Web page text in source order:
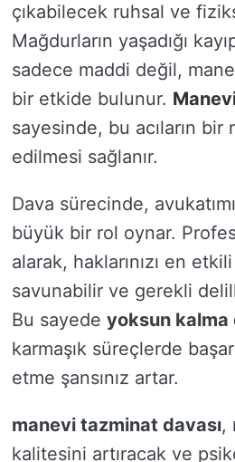
çıkabilecek ruhsal ve
Mağdurların yaşadığı
sadece maddi değil,
bir etkide bulunur.
sayesinde, bu acıların
edilmesi sağlanır.
Dava sürecinde,
büyük bir rol oynar.
alarak, haklarınızı en
savunabilir ve gerekli
Bu sayede yoksun kalma
karmaşık süreçlerde
etme şansınız artar.
manevi tazminat davası,
kalitesini artıracak ve